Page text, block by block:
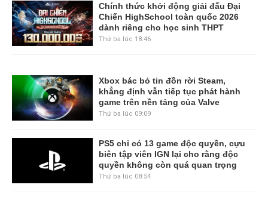
Chính thức khởi động giải đấu Đại
Chiến HighSchool toàn quốc 2026
dành riêng cho học sinh THPT
Thứ ba lúc 18:46
Xbox bác bỏ tin đồn rời Steam,
khẳng định vẫn tiếp tục phát hành
game trên nền tảng của Valve
Thứ ba lúc 09:09
PS5 chỉ có 13 game độc quyền, cựu
biên tập viên IGN lại cho rằng độc
quyền không còn quá quan trọng
Thứ ba lúc 08:54